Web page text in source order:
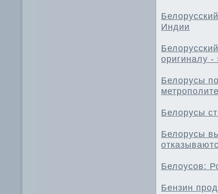
Индии
оригиналу -
Белорусы
Белорусы
Белорусы
Белоусов:
Бензин